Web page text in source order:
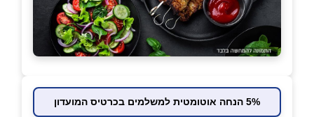
5% הנחה אוטומטית למשלמים בכרטיס המועדון